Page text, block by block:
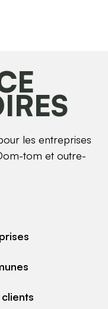
les entreprises
tom et outre-